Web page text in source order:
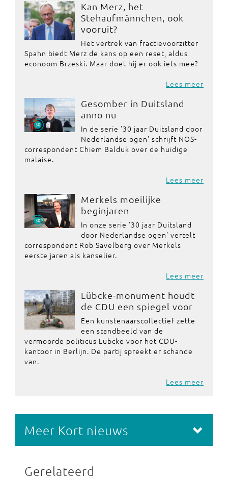
Kan Merz, het
Stehaufmännchen, ook
vooruit?
Het vertrek van fractievoorzitter
Spahn biedt Merz de kans op een reset, aldus
econoom Brzeski. Maar doet hij er ook iets mee?
Lees meer
Gesomber in Duitsland
anno nu
In de serie '30 jaar Duitsland door
Nederlandse ogen' schrijft NOS-
correspondent Chiem Balduk over de huidige
malaise.
Lees meer
Merkels moeilijke
beginjaren
In onze serie '30 jaar Duitsland
door Nederlandse ogen' vertelt
correspondent Rob Savelberg over Merkels
eerste jaren als kanselier.
Lees meer
Lübcke-monument houdt
de CDU een spiegel voor
Een kunstenaarscollectief zette
een standbeeld van de
vermoorde politicus Lübcke voor het CDU-
kantoor in Berlijn. De partij spreekt er schande
van.
Lees meer
Meer Kort nieuws
Gerelateerd